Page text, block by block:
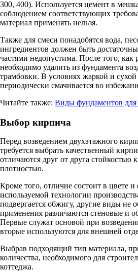
300, 400). Используется цемент в
соблюдением соответствующих
материал применять нельзя.
Также для смеси понадобятся вода,
ингредиентов должен быть
частями недопустима. После того, как
необходимо удалить из фундамента
трамбовки. В условиях жаркой и
периодически смачивается во
Читайте также: Виды фундаментов для
Выбор кирпича
Перед возведением двухэтажного
требуется выбрать качественный
отличаются друг от друга стойкостью
плотностью.
Кроме того, отличие состоит в цвете
используемой технологии
подвергается обжигу, другие виды не
применения различаются стеновые и
Первые служат основой при
вторые используются для внешней
Выбрав подходящий тип материала,
количества, необходимого для
коттеджа.